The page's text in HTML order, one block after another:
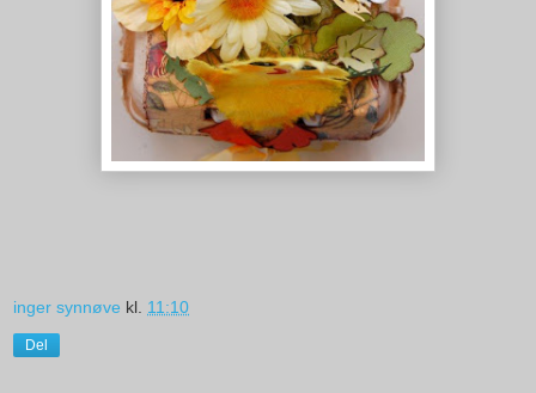
inger synnøve kl. 11:10
Del